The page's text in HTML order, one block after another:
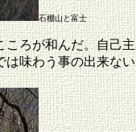
石棚山と富士
ころが和んだ。自己主
は味わう事の出来ない